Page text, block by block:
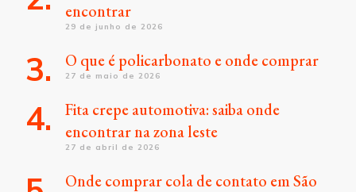
encontrar
29 de junho de 2026
O que é policarbonato e onde comprar
27 de maio de 2026
Fita crepe automotiva: saiba onde
encontrar na zona leste
27 de abril de 2026
Onde comprar cola de contato em São